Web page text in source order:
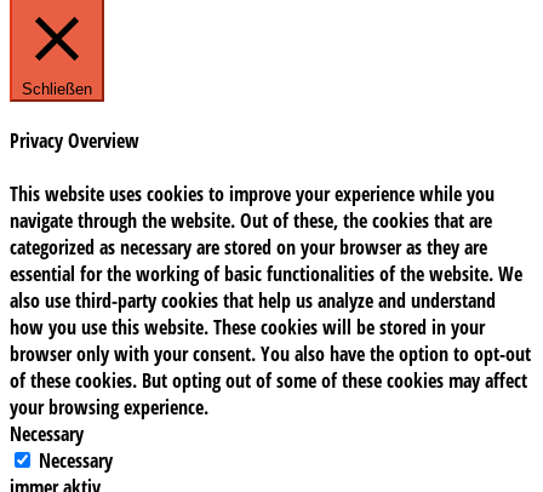
Schließen
Privacy Overview
This website uses cookies to improve your experience while you
navigate through the website. Out of these, the cookies that are
categorized as necessary are stored on your browser as they are
essential for the working of basic functionalities of the website. We
also use third-party cookies that help us analyze and understand
how you use this website. These cookies will be stored in your
browser only with your consent. You also have the option to opt-out
of these cookies. But opting out of some of these cookies may affect
your browsing experience.
Necessary
Necessary
immer aktiv